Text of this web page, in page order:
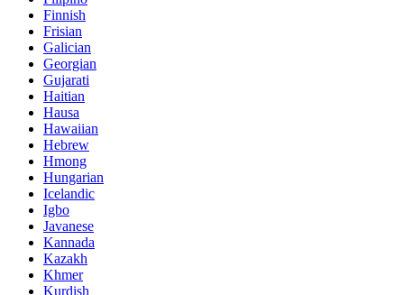
Finnish
Frisian
Galician
Georgian
Gujarati
Haitian
Hausa
Hawaiian
Hebrew
Hmong
Hungarian
Icelandic
Igbo
Javanese
Kannada
Kazakh
Khmer
Kurdish